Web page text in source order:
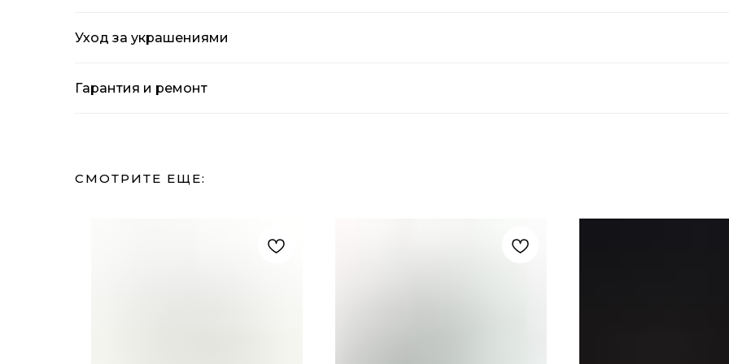
Уход за украшениями
Гарантия и ремонт
СМОТРИТЕ ЕЩЕ: